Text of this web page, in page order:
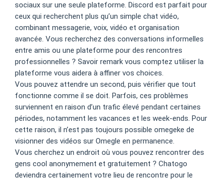
sociaux sur une seule plateforme. Discord est parfait pour
ceux qui recherchent plus qu’un simple chat vidéo,
combinant messagerie, voix, vidéo et organisation
avancée. Vous recherchez des conversations informelles
entre amis ou une plateforme pour des rencontres
professionnelles ? Savoir remark vous comptez utiliser la
plateforme vous aidera à affiner vos choices.
Vous pouvez attendre un second, puis vérifier que tout
fonctionne comme il se doit. Parfois, ces problèmes
surviennent en raison d’un trafic élevé pendant certaines
périodes, notamment les vacances et les week-ends. Pour
cette raison, il n’est pas toujours possible omegeke de
visionner des vidéos sur Omegle en permanence.
Vous cherchez un endroit où vous pouvez rencontrer des
gens cool anonymement et gratuitement ? Chatogo
deviendra certainement votre lieu de rencontre pour le